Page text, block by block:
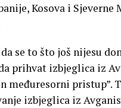
Kosova i
se to što još nijesu
prihvat izbjeglica iz
međuresorni pristup”.
izbjeglica iz